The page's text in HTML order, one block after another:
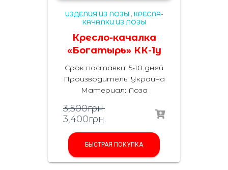
ИЗДЕЛИЯ ИЗ ЛОЗЫ , КРЕСЛА-
КАЧАЛКИ ИЗ ЛОЗЫ
Кресло-качалка
«Богатырь» КК-1у
Срок поставки: 5-10 дней
Производитель: Украина
Материал: Лоза
3,500грн.
3,400грн.
БЫСТРАЯ ПОКУПКА